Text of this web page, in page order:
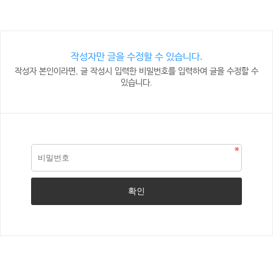
작성자만 글을 수정할 수 있습니다.
작성자 본인이라면, 글 작성시 입력한 비밀번호를 입력하여 글을 수정할 수
있습니다.